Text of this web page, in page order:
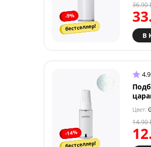
-9%
бестселлер!
36.90
В
-14%
бестселлер!
4.9
Цвет:
14.90